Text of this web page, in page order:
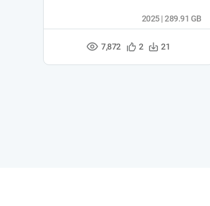
조
수
7,872
관
등
2
다
수
21
2025 | 289.91 GB